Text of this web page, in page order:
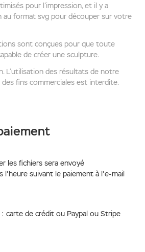
pour l’impression, et il y a
au format svg pour découper sur votre
sont conçues pour que toute
de créer une sculpture.
L’utilisation des résultats de notre
fins commerciales est interdite.
les fichiers sera envoyé
l'heure suivant le paiement à l'e-mail
carte de crédit ou Paypal ou Stripe